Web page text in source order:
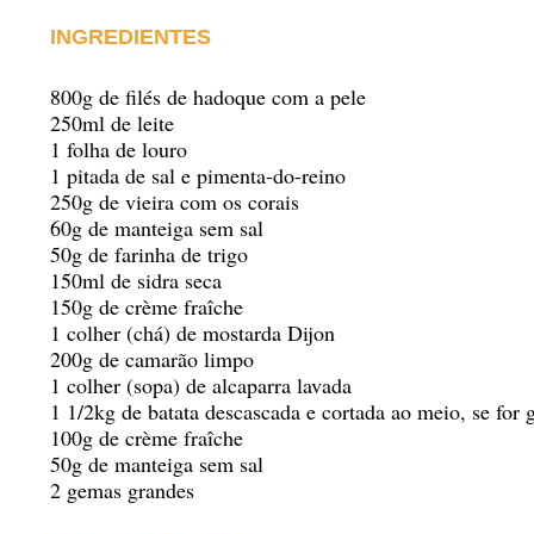
INGREDIENTES
800g de filés de hadoque com a pele
250ml de leite
1 folha de louro
1 pitada de sal e pimenta-do-reino
250g de vieira com os corais
60g de manteiga sem sal
50g de farinha de trigo
150ml de sidra seca
150g de crème fraîche
1 colher (chá) de mostarda Dijon
200g de camarão limpo
1 colher (sopa) de alcaparra lavada
1 1/2kg de batata descascada e cortada ao meio, se for
100g de crème fraîche
50g de manteiga sem sal
2 gemas grandes